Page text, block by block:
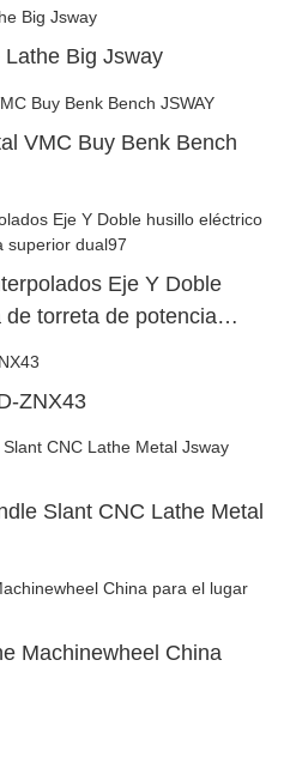
Big Jsway
VMC Buy Benk Bench
Eje Y Doble
torreta de potencia
ZNX43
Slant CNC Lathe Metal
Machinewheel China